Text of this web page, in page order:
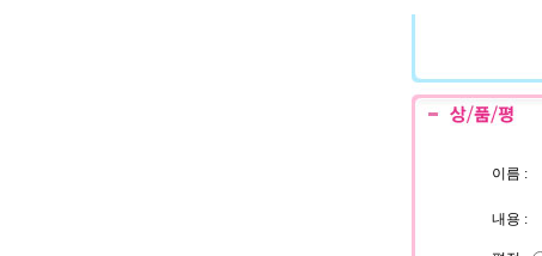
이름 :
내용 :